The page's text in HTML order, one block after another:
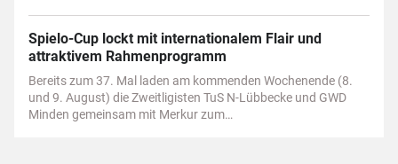
Spielo-Cup lockt mit internationalem Flair und
attraktivem Rahmenprogramm
Bereits zum 37. Mal laden am kommenden Wochenende (8.
und 9. August) die Zweitligisten TuS N-Lübbecke und GWD
Minden gemeinsam mit Merkur zum…